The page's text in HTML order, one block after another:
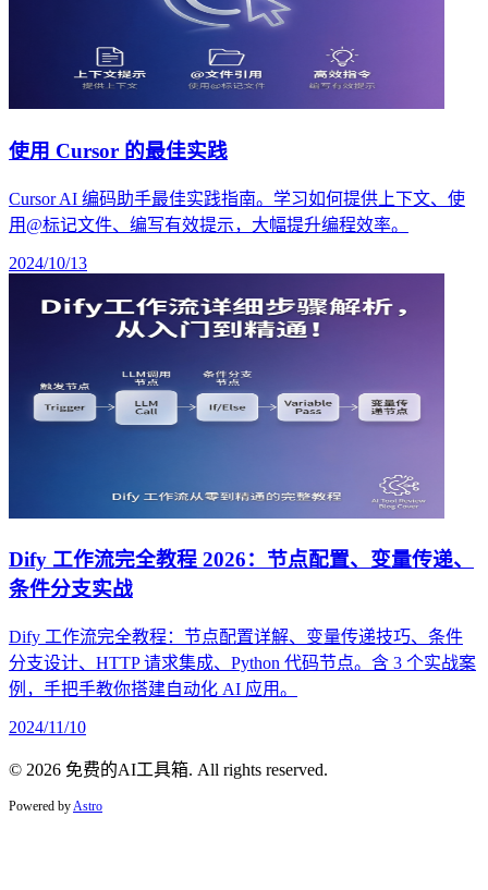
使用 Cursor 的最佳实践
Cursor AI 编码助手最佳实践指南。学习如何提供上下文、使
用@标记文件、编写有效提示，大幅提升编程效率。
2024/10/13
Dify 工作流完全教程 2026：节点配置、变量传递、
条件分支实战
Dify 工作流完全教程：节点配置详解、变量传递技巧、条件
分支设计、HTTP 请求集成、Python 代码节点。含 3 个实战案
例，手把手教你搭建自动化 AI 应用。
2024/11/10
© 2026 免费的AI工具箱. All rights reserved.
Powered byAstro